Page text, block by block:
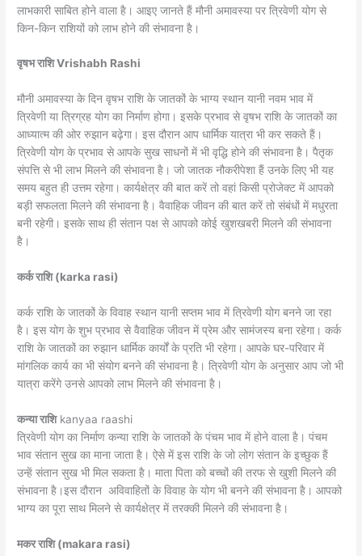
लाभकारी साबित होने वाला है। आइए जानते हैं मौनी अमावस्या पर त्रिवेणी योग से
किन-किन राशियों को लाभ होने की संभावना है।
वृषभ राशि Vrishabh Rashi
मौनी अमावस्या के दिन वृषभ राशि के जातकों के भाग्य स्थान यानी नवम भाव में
त्रिवेणी या त्रिग्रह योग का निर्माण होगा। इसके प्रभाव से वृषभ राशि के जातकों का
आध्यात्म की ओर रुझान बढ़ेगा। इस दौरान आप धार्मिक यात्रा भी कर सकते हैं।
त्रिवेणी योग के प्रभाव से आपके सुख साधनों में भी वृद्धि होने की संभावना है। पैतृक
संपत्ति से भी लाभ मिलने की संभावना है। जो जातक नौकरीपेशा हैं उनके लिए भी यह
समय बहुत ही उत्तम रहेगा। कार्यक्षेत्र की बात करें तो वहां किसी प्रोजेक्ट में आपको
बड़ी सफलता मिलने की संभावना है। वैवाहिक जीवन की बात करें तो संबंधों में मधुरता
बनी रहेगी। इसके साथ ही संतान पक्ष से आपको कोई खुशखबरी मिलने की संभावना
है।
कर्क राशि (karka rasi)
कर्क राशि के जातकों के विवाह स्थान यानी सप्तम भाव में त्रिवेणी योग बनने जा रहा
है। इस योग के शुभ प्रभाव से वैवाहिक जीवन में प्रेम और सामंजस्य बना रहेगा। कर्क
राशि के जातकों का रुझान धार्मिक कार्यों के प्रति भी रहेगा। आपके घर-परिवार में
मांगलिक कार्य का भी संयोग बनने की संभावना है। त्रिवेणी योग के अनुसार आप जो भी
यात्रा करेंगे उनसे आपको लाभ मिलने की संभावना है।
कन्या राशिkanyaa raashi
त्रिवेणी योग का निर्माण कन्या राशि के जातकों के पंचम भाव में होने वाला है। पंचम
भाव संतान सुख का माना जाता है। ऐसे में इस राशि के जो लोग संतान के इच्छुक हैं
उन्हें संतान सुख भी मिल सकता है। माता पिता को बच्चों की तरफ से खुशी मिलने की
संभावना है।इस दौरान अविवाहितों के विवाह के योग भी बनने की संभावना है। आपको
भाग्य का पूरा साथ मिलने से कार्यक्षेत्र में तरक्की मिलने की संभावना है।
मकर राशि (makara rasi)